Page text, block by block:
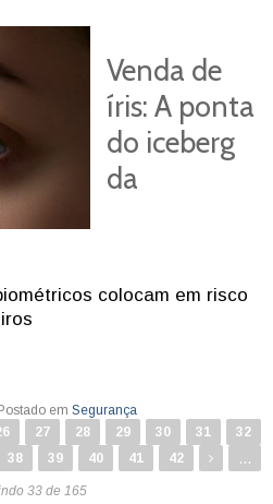
Venda de
íris: A ponta
do iceberg
da
colocam em risco
em Segurança
27 28 29 30 31
32
38 39 40 41 42 ...
33 de 165